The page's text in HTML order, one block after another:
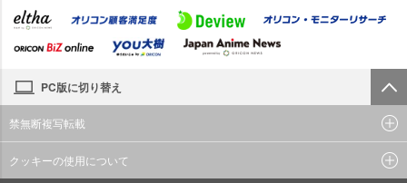
PC版に切り替え
禁無断複写転載
クッキーの使用について